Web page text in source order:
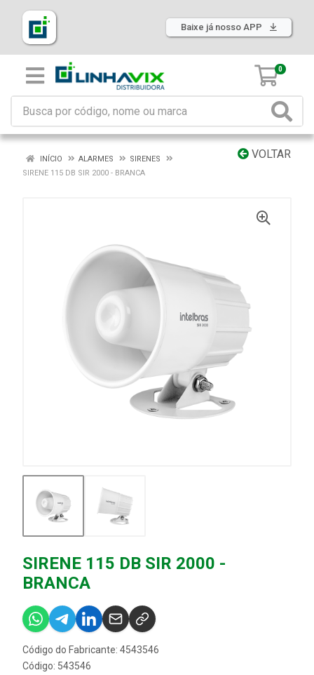
Baixe já nosso APP
0
VOLTAR
INÍCIO ALARMES
SIRENES
SIRENE 115 DB SIR 2000 - BRANCA
SIRENE 115 DB SIR 2000 -
BRANCA
Código do Fabricante: 4543546
Código: 543546